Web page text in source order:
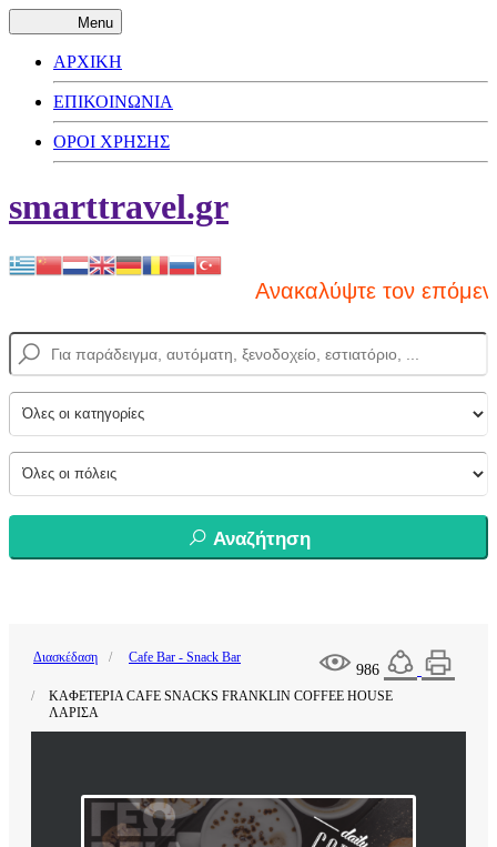
Menu
ΑΡΧΙΚΗ
ΕΠΙΚΟΙΝΩΝΙΑ
ΟΡΟΙ ΧΡΗΣΗΣ
smarttravel.gr
Ανακαλύψτε τον
Αναζήτηση
986
Διασκέδαση Cafe Bar - Snack Bar
ΚΑΦΕΤΕΡΙΑ CAFE SNACKS FRANKLIN COFFEE HOUSE
ΛΑΡΙΣΑ